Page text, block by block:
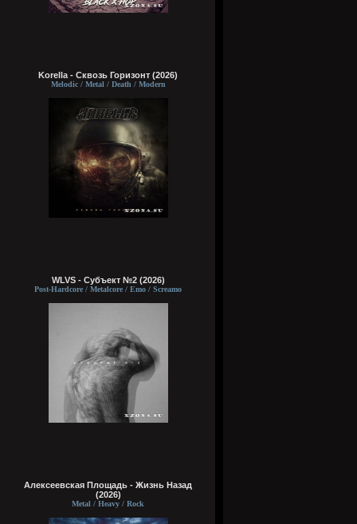
Korella - Сквозь Горизонт (2026)
Melodic / Metal / Death / Modern
WLVS - Субъект №2 (2026)
Post-Hardcore / Metalcore / Emo / Screamo
Алексеевская Площадь - Жизнь Назад
(2026)
Metal / Heavy / Rock